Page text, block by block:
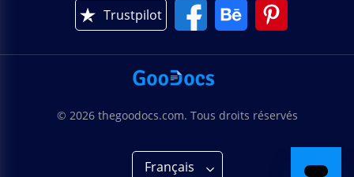
Trustpilot
© 2026 thegoodocs.com. Tous droits réservés
Français